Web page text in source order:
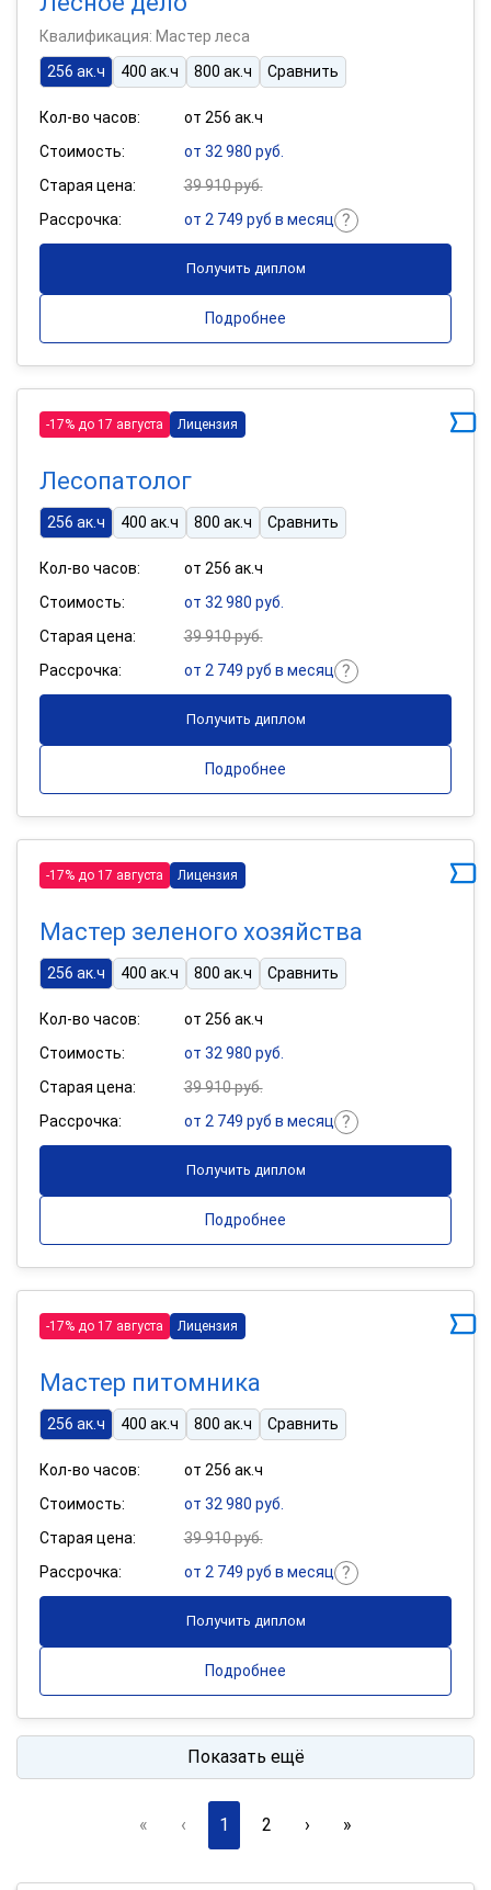
Квалификация: Мастер леса
256 ак.ч
400 ак.ч 800 ак.ч Сравнить
Кол-во часов:
от 256 ак.ч
Стоимость:
от 32 980 руб.
Старая цена:
39 910 руб.
Рассрочка:
от 2 749 руб в месяц
Получить диплом
Подробнее
-17% до 17 августа Лицензия
Лесопатолог
256 ак.ч 400 ак.ч 800 ак.ч Сравнить
Кол-во часов:
от 256 ак.ч
Стоимость:
от 32 980 руб.
Старая цена:
39 910 руб.
Рассрочка:
от 2 749 руб в месяц
Получить диплом
Подробнее
-17% до 17 августа Лицензия
Мастер зеленого хозяйства
256 ак.ч 400 ак.ч 800 ак.ч Сравнить
Кол-во часов:
от 256 ак.ч
Стоимость:
от 32 980 руб.
Старая цена:
39 910 руб.
Рассрочка:
от 2 749 руб в месяц
Получить диплом
Подробнее
-17% до 17 августа Лицензия
Мастер питомника
256 ак.ч 400 ак.ч 800 ак.ч Сравнить
Кол-во часов:
от 256 ак.ч
Стоимость:
от 32 980 руб.
Старая цена:
39 910 руб.
Рассрочка:
от 2 749 руб в месяц
Получить диплом
Подробнее
Показать ещё
« ‹ 1 2 › »